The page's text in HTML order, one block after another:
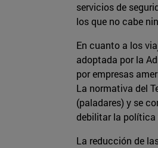
servicios de
los que no cabe
En cuanto a los
adoptada por la
por empresas
La normativa del
(paladares) y se
debilitar la
La reducción de